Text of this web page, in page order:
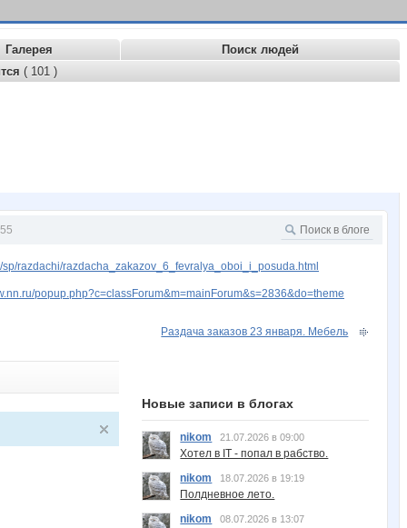
Галерея
Поиск людей
( 101 )
razdachi/razdacha_zakazov_6_fevralya_oboi_i_posuda.html
popup.php?c=classForum&m=mainForum&s=2836&do=theme
Раздача заказов 23 января. Мебель
Новые записи в блогах
nikom 21.07.2026 в 09:00
Хотел в IT - попал в рабство.
nikom
18.07.2026 в 19:19
Полдневное лето.
nikom
08.07.2026 в 13:07